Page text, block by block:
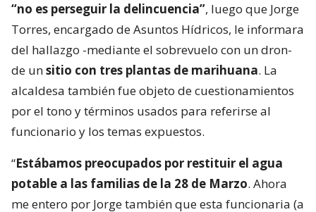
“no es perseguir la delincuencia”, luego que Jorge
Torres, encargado de Asuntos Hídricos, le informara
del hallazgo -mediante el sobrevuelo con un dron-
de unsitio con tres plantas de marihuana. La
alcaldesa también fue objeto de cuestionamientos
por el tono y términos usados para referirse al
funcionario y los temas expuestos.
“Estábamos preocupados por restituir el agua
potable a las familias de la 28 de Marzo. Ahora
me entero por Jorge también que esta funcionaria (a